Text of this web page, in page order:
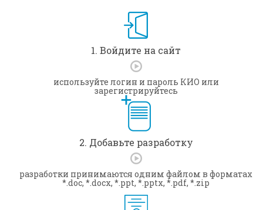
1. Войдите на сайт
используйте логин и пароль КИО или
зарегистрируйтесь
2. Добавьте разработку
разработки принимаются одним файлом в форматах
*.doc, *.docx, *.ppt, *.pptx, *.pdf, *.zip